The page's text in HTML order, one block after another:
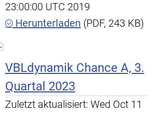
23:00:00 UTC 2019
Herunterladen (PDF, 243 KB)
VBLdynamik Chance A, 3.
Quartal 2023
Zuletzt aktualisiert: Wed Oct 11